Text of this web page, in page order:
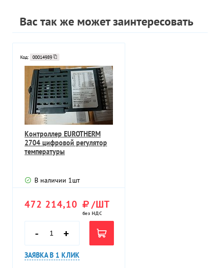
Вас так же может заинтересовать
Код: 00014989
Контроллер EUROTHERM
2704 цифровой регулятор
температуры
В наличии 1шт
472 214,10 /ШТ
без НДС
- +
ЗАЯВКА В 1 КЛИК